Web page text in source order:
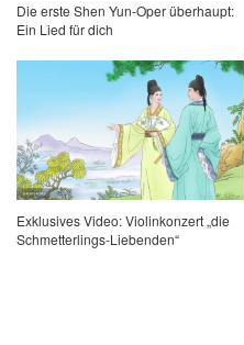
Die erste Shen Yun-Oper überhaupt:
Ein Lied für dich
Exklusives Video: Violinkonzert „die
Schmetterlings-Liebenden“